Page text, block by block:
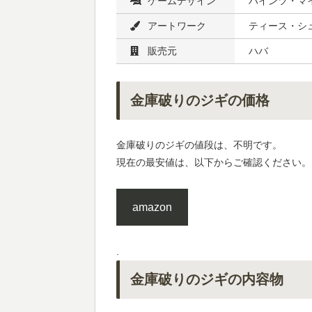
アートワーク ティース・シ
販売元 ハバ
金庫破りのジギの価格
金庫破りのジギの値段は、不明です。
現在の最安値は、以下からご確認ください。
amazon
.
金庫破りのジギの内容物